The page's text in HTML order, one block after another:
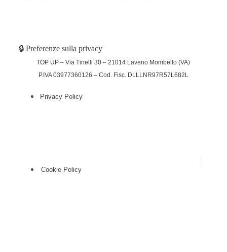
🔒 Preferenze sulla privacy
TOP UP – Via Tinelli 30 – 21014 Laveno Mombello (VA)
P.IVA 03977360126 – Cod. Fisc. DLLLNR97R57L682L
Privacy Policy(function (w,d) {var loader = function () {var
Cookie Policy(function (w,d) {var loader = function () {var